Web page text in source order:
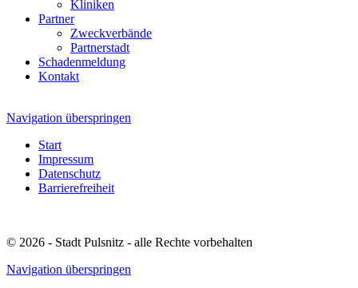
Kliniken
Partner
Zweckverbände
Partnerstadt
Schadenmeldung
Kontakt
Navigation überspringen
Start
Impressum
Datenschutz
Barrierefreiheit
© 2026 - Stadt Pulsnitz - alle Rechte vorbehalten
Navigation überspringen